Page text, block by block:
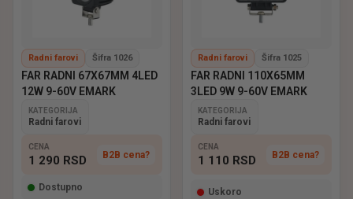
Radni farovi Šifra 1026
FAR RADNI 67X67MM 4LED
12W 9-60V EMARK
KATEGORIJA
Radni farovi
CENA
1 290 RSD B2B cena?
Dostupno
Radni farovi Šifra 1025
FAR RADNI 110X65MM
3LED 9W 9-60V EMARK
KATEGORIJA
Radni farovi
CENA
1 110 RSD B2B cena?
Uskoro